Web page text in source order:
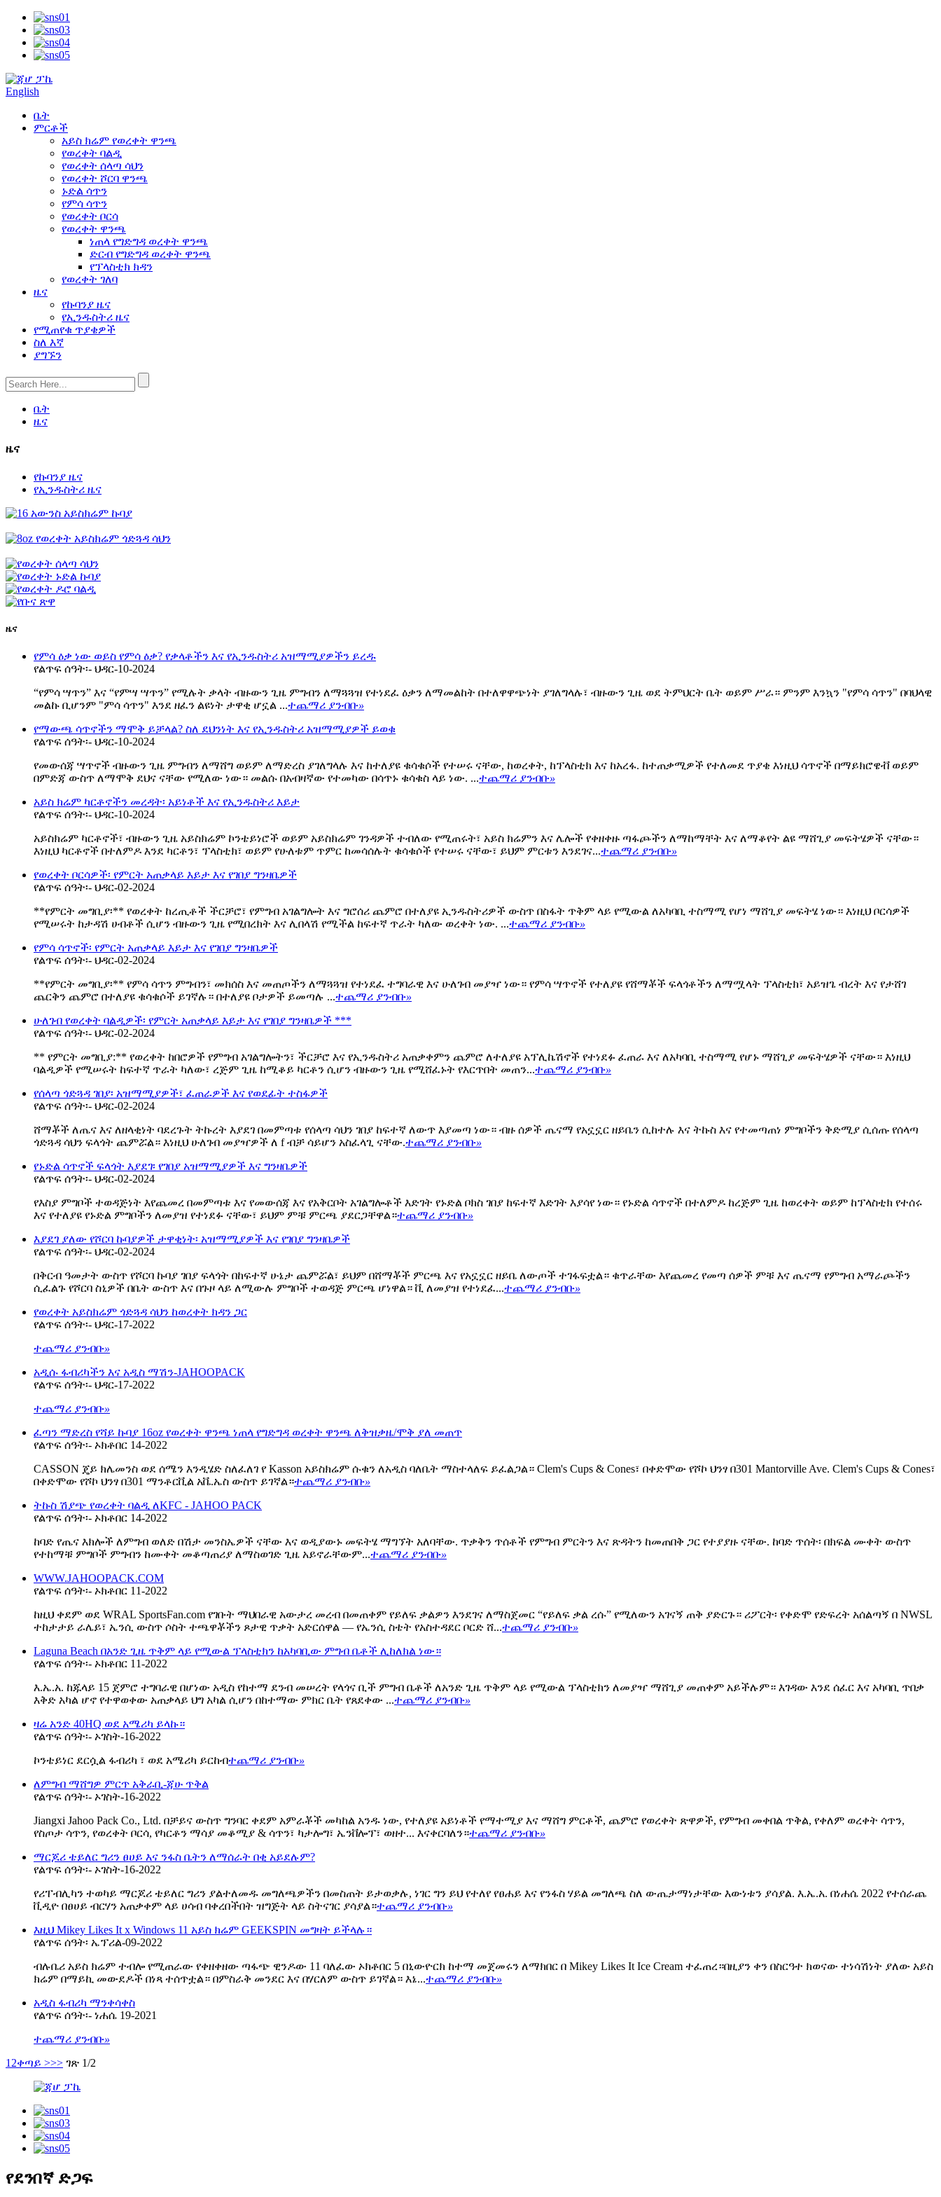
English
ቤት
ምርቶች
አይስ ክሬም የወረቀት ዋንጫ
የወረቀት ባልዲ
የወረቀት ሰላጣ ሳህን
የወረቀት ሾርባ ዋንጫ
ኑድል ሳጥን
የምሳ ሳጥን
የወረቀት ቦርሳ
የወረቀት ዋንጫ
ነጠላ የግድግዳ ወረቀት ዋንጫ
ድርብ የግድግዳ ወረቀት ዋንጫ
የፕላስቲክ ክዳን
የወረቀት ገለባ
ዜና
የኩባንያ ዜና
የኢንዱስትሪ ዜና
የሚጠየቁ ጥያቄዎች
ስለ እኛ
ያግኙን
ቤት
ዜና
ዜና
የኩባንያ ዜና
የኢንዱስትሪ ዜና
ዜና
የምሳ ዕቃ ነው ወይስ የምሳ ዕቃ? የቃላቶችን እና የኢንዱስትሪ አዝማሚያዎችን ይረዱ
የልጥፍ ሰዓት፡- ህዳር-10-2024
“የምሳ ሣጥን” እና “የምሣ ሣጥን” የሚሉት ቃላት ብዙውን ጊዜ ምግብን ለማጓጓዝ የተነደፈ ዕቃን ለማመልከት በተለዋዋጭነት ያገለግላሉ፣ ብዙውን ጊዜ ወደ ትምህርት ቤት ወይም ሥራ። ምንም እንኳን "የምሳ ሳጥን" በባህላዊ
መልኩ ቢሆንም "ምሳ ሳጥን" እንደ ዘፈን ልዩነት ታዋቂ ሆኗል ...ተጨማሪ ያንብቡ»
የማውጫ ሳጥኖችን ማሞቅ ይቻላል? ስለ ደህንነት እና የኢንዱስትሪ አዝማሚያዎች ይወቁ
የልጥፍ ሰዓት፡- ህዳር-10-2024
የመውሰጃ ሣጥኖች ብዙውን ጊዜ ምግብን ለማሸግ ወይም ለማድረስ ያገለግላሉ እና ከተለያዩ ቁሳቁሶች የተሠሩ ናቸው, ከወረቀት, ከፕላስቲክ እና ከአረፋ. ከተጠቃሚዎች የተለመደ ጥያቄ እነዚህ ሳጥኖች በማይክሮዌቭ ወይም
በምድጃ ውስጥ ለማሞቅ ደህና ናቸው የሚለው ነው። መልሱ በአብዛኛው የተመካው በሳጥኑ ቁሳቁስ ላይ ነው. ...ተጨማሪ ያንብቡ»
አይስ ክሬም ካርቶኖችን መረዳት፡ አይነቶች እና የኢንዱስትሪ እይታ
የልጥፍ ሰዓት፡- ህዳር-10-2024
አይስክሬም ካርቶኖች፣ ብዙውን ጊዜ አይስክሬም ኮንቴይነሮች ወይም አይስክሬም ገንዳዎች ተብለው የሚጠሩት፣ አይስ ክሬምን እና ሌሎች የቀዘቀዙ ጣፋጮችን ለማከማቸት እና ለማቆየት ልዩ ማሸጊያ መፍትሄዎች ናቸው።
እነዚህ ካርቶኖች በተለምዶ እንደ ካርቶን፣ ፕላስቲክ፣ ወይም የሁለቱም ጥምር ከመሳሰሉት ቁሳቁሶች የተሠሩ ናቸው፣ ይህም ምርቱን እንደገና...ተጨማሪ ያንብቡ»
የወረቀት ቦርሳዎች፡ የምርት አጠቃላይ እይታ እና የገበያ ግንዛቤዎች
የልጥፍ ሰዓት፡- ህዳር-02-2024
**የምርት መግቢያ፡** የወረቀት ከረጢቶች ችርቻሮ፣ የምግብ አገልግሎት እና ግሮሰሪ ጨምሮ በተለያዩ ኢንዱስትሪዎች ውስጥ በስፋት ጥቅም ላይ የሚውል ለአካባቢ ተስማሚ የሆነ ማሸጊያ መፍትሄ ነው። እነዚህ ቦርሳዎች
የሚሠሩት ከታዳሽ ሀብቶች ሲሆን ብዙውን ጊዜ የሚበረክት እና ሊበላሽ የሚችል ከፍተኛ ጥራት ካለው ወረቀት ነው. ...ተጨማሪ ያንብቡ»
የምሳ ሳጥኖች፡ የምርት አጠቃላይ እይታ እና የገበያ ግንዛቤዎች
የልጥፍ ሰዓት፡- ህዳር-02-2024
**የምርት መግቢያ፡** የምሳ ሳጥን ምግብን፣ መክሰስ እና መጠጦችን ለማጓጓዝ የተነደፈ ተግባራዊ እና ሁለገብ መያዣ ነው። የምሳ ሣጥኖች የተለያዩ የሸማቾች ፍላጎቶችን ለማሟላት ፕላስቲክ፣ አይዝጌ ብረት እና የታሸገ
ጨርቅን ጨምሮ በተለያዩ ቁሳቁሶች ይገኛሉ። በተለያዩ ቦታዎች ይመጣሉ ...ተጨማሪ ያንብቡ»
ሁለገብ የወረቀት ባልዲዎች፡ የምርት አጠቃላይ እይታ እና የገበያ ግንዛቤዎች ***
የልጥፍ ሰዓት፡- ህዳር-02-2024
** የምርት መግቢያ:** የወረቀት ከበሮዎች የምግብ አገልግሎትን፣ ችርቻሮ እና የኢንዱስትሪ አጠቃቀምን ጨምሮ ለተለያዩ አፕሊኬሽኖች የተነደፉ ፈጠራ እና ለአካባቢ ተስማሚ የሆኑ ማሸጊያ መፍትሄዎች ናቸው። እነዚህ
ባልዲዎች የሚሠሩት ከፍተኛ ጥራት ካለው፣ ረጅም ጊዜ ከሚቆይ ካርቶን ሲሆን ብዙውን ጊዜ የሚሸፈኑት የእርጥበት መጠን...ተጨማሪ ያንብቡ»
የሰላጣ ጎድጓዳ ገበያ፡ አዝማሚያዎች፣ ፈጠራዎች እና የወደፊት ተስፋዎች
የልጥፍ ሰዓት፡- ህዳር-02-2024
ሸማቾች ለጤና እና ለዘላቂነት ባደረጉት ትኩረት እያደገ በመምጣቱ የሰላጣ ሳህን ገበያ ከፍተኛ ለውጥ እያመጣ ነው። ብዙ ሰዎች ጤናማ የአኗኗር ዘይቤን ሲከተሉ እና ትኩስ እና የተመጣጠነ ምግቦችን ቅድሚያ ሲሰጡ የሰላጣ
ጎድጓዳ ሳህን ፍላጎት ጨምሯል። እነዚህ ሁለገብ መያዣዎች ለ f ብቻ ሳይሆን አስፈላጊ ናቸው.ተጨማሪ ያንብቡ»
የኑድል ሳጥኖች ፍላጎት እያደገ፡ የገበያ አዝማሚያዎች እና ግንዛቤዎች
የልጥፍ ሰዓት፡- ህዳር-02-2024
የእስያ ምግቦች ተወዳጅነት እየጨመረ በመምጣቱ እና የመውሰጃ እና የአቅርቦት አገልግሎቶች እድገት የኑድል ቦክስ ገበያ ከፍተኛ እድገት እያሳየ ነው። የኑድል ሳጥኖች በተለምዶ ከረጅም ጊዜ ከወረቀት ወይም ከፕላስቲክ የተሰሩ
እና የተለያዩ የኑድል ምግቦችን ለመያዝ የተነደፉ ናቸው፣ ይህም ምቹ ምርጫ ያደርጋቸዋል።ተጨማሪ ያንብቡ»
እያደገ ያለው የሾርባ ኩባያዎች ታዋቂነት፡ አዝማሚያዎች እና የገበያ ግንዛቤዎች
የልጥፍ ሰዓት፡- ህዳር-02-2024
በቅርብ ዓመታት ውስጥ የሾርባ ኩባያ ገበያ ፍላጎት በከፍተኛ ሁኔታ ጨምሯል፣ ይህም በሸማቾች ምርጫ እና የአኗኗር ዘይቤ ለውጦች ተገፋፍቷል። ቁጥራቸው እየጨመረ የመጣ ሰዎች ምቹ እና ጤናማ የምግብ አማራጮችን
ሲፈልጉ የሾርባ ስኒዎች በቤት ውስጥ እና በጉዞ ላይ ለሚውሉ ምግቦች ተወዳጅ ምርጫ ሆነዋል። ቪ ለመያዝ የተነደፈ...ተጨማሪ ያንብቡ»
የወረቀት አይስክሬም ጎድጓዳ ሳህን ከወረቀት ክዳን ጋር
የልጥፍ ሰዓት፡- ህዳር-17-2022
ተጨማሪ ያንብቡ»
አዲሱ ፋብሪካችን እና አዲስ ማሽን-JAHOOPACK
የልጥፍ ሰዓት፡- ህዳር-17-2022
ተጨማሪ ያንብቡ»
ፈጣን ማድረስ የሻይ ኩባያ 16oz የወረቀት ዋንጫ ነጠላ የግድግዳ ወረቀት ዋንጫ ለቅዝቃዜ/ሞቅ ያለ መጠጥ
የልጥፍ ሰዓት፡- ኦክቶበር 14-2022
CASSON ጄይ ክሌመንስ ወደ ሰሜን እንዲሄድ ስለፈለገ የ Kasson አይስክሬም ሱቁን ለአዲስ ባለቤት ማስተላለፍ ይፈልጋል። Clem's Cups & Cones፣ በቀድሞው የሾኮ ህንፃ በ301 Mantorville Ave. Clem's Cups & Cones፣
በቀድሞው የሾኮ ህንፃ በ301 ማንቶርቪል አቬ.ኤስ ውስጥ ይገኛል።ተጨማሪ ያንብቡ»
ትኩስ ሽያጭ የወረቀት ባልዲ ለKFC - JAHOO PACK
የልጥፍ ሰዓት፡- ኦክቶበር 14-2022
ከባድ የጤና እክሎች ለምግብ ወለድ በሽታ መንስኤዎች ናቸው እና ወዲያውኑ መፍትሄ ማግኘት አለባቸው. ጥቃቅን ጥሰቶች የምግብ ምርትን እና ጽዳትን ከመጠበቅ ጋር የተያያዙ ናቸው. ከባድ ጥሰት፡ በክፍል ሙቀት ውስጥ
የተከማቹ ምግቦች ምግብን ከሙቀት መቆጣጠሪያ ለማስወገድ ጊዜ አይኖራቸውም...ተጨማሪ ያንብቡ»
WWW.JAHOOPACK.COM
የልጥፍ ሰዓት፡- ኦክቶበር 11-2022
ከዚህ ቀደም ወደ WRAL SportsFan.com የገቡት ማህበራዊ አውታረ መረብ በመጠቀም የይለፍ ቃልዎን እንደገና ለማስጀመር “የይለፍ ቃል ረሱ” የሚለውን አገናኝ ጠቅ ያድርጉ። ሪፖርት፡ የቀድሞ የድፍረት አሰልጣኝ በ NWSL
ተከታታይ ራሌይ፣ ኤንሲ ውስጥ ሶስት ተጫዋቾችን ጾታዊ ጥቃት አድርሰዋል — የኤንሲ ስቴት የአስተዳደር ቦርድ ሸ...ተጨማሪ ያንብቡ»
Laguna Beach በአንድ ጊዜ ጥቅም ላይ የሚውል ፕላስቲክን ከአካባቢው ምግብ ቤቶች ሊከለክል ነው።
የልጥፍ ሰዓት፡- ኦክቶበር 11-2022
እ.ኤ.አ. ከጁላይ 15 ጀምሮ ተግባራዊ በሆነው አዲስ የከተማ ደንብ መሠረት የላጎና ቢች ምግብ ቤቶች ለአንድ ጊዜ ጥቅም ላይ የሚውል ፕላስቲክን ለመያዣ ማሸጊያ መጠቀም አይችሉም። እገዳው እንደ ሰፈር እና አካባቢ ጥበቃ
እቅድ አካል ሆኖ የተዋወቀው አጠቃላይ ህግ አካል ሲሆን በከተማው ምክር ቤት የጸደቀው ...ተጨማሪ ያንብቡ»
ዛሬ አንድ 40HQ ወደ አሜሪካ ይላኩ።
የልጥፍ ሰዓት፡- ኦገስት-16-2022
ኮንቴይነር ደርሷል ፋብሪካ ፣ ወደ አሜሪካ ይርከብተጨማሪ ያንብቡ»
ለምግብ ማሸግዎ ምርጥ አቅራቢ-ጃሁ ጥቅል
የልጥፍ ሰዓት፡- ኦገስት-16-2022
Jiangxi Jahoo Pack Co., Ltd. በቻይና ውስጥ ግንባር ቀደም አምራቾች መካከል አንዱ ነው, የተለያዩ አይነቶች የማተሚያ እና ማሸግ ምርቶች, ጨምሮ የወረቀት ጽዋዎች, የምግብ መቀበል ጥቅል, የቀለም ወረቀት ሳጥን,
የስጦታ ሳጥን, የወረቀት ቦርሳ, የካርቶን ማሳያ መቆሚያ & ሳጥን፣ ካታሎግ፣ ኤንቨሎፕ፣ ወዘተ... እናቀርባለን።ተጨማሪ ያንብቡ»
ማርጆሪ ቴይለር ግሪን ፀሀይ እና ንፋስ ቤትን ለማሰራት በቂ አይደሉም?
የልጥፍ ሰዓት፡- ኦገስት-16-2022
የሪፐብሊካን ተወካይ ማርጆሪ ቴይለር ግሪን ያልተለመዱ መግለጫዎችን በመስጠት ይታወቃሉ, ነገር ግን ይህ የተለየ የፀሐይ እና የንፋስ ሃይል መግለጫ ስለ ውጤታማነታቸው እውነቱን ያሳያል. እ.ኤ.አ. በነሐሴ 2022 የተሰራጨ
ቪዲዮ በፀሀይ ብርሃን አጠቃቀም ላይ ሀሳብ ባቀረበችበት ዝግጅት ላይ ስትናገር ያሳያል።ተጨማሪ ያንብቡ»
እዚህ Mikey Likes It x Windows 11 አይስ ክሬም GEEKSPIN መግዛት ይችላሉ።
የልጥፍ ሰዓት፡ ኤፕሪል-09-2022
ብሉቤሪ አይስ ክሬም ተብሎ የሚጠራው የቀዘቀዘው ጣፋጭ ዊንዶው 11 ባለፈው ኦክቶበር 5 በኒውዮርክ ከተማ መጀመሩን ለማክበር በ Mikey Likes It Ice Cream ተፈጠረ።በዚያን ቀን በስርዓተ ክወናው ተነሳሽነት ያለው አይስ
ክሬም በማይኪ መውደዶች በነጻ ተሰጥቷል። በምስራቅ መንደር እና በሃርለም ውስጥ ይገኛል። እኔ...ተጨማሪ ያንብቡ»
አዲስ ፋብሪካ ማንቀሳቀስ
የልጥፍ ሰዓት፡- ነሐሴ 19-2021
ተጨማሪ ያንብቡ»
1 2ቀጣይ >>> ገጽ 1/2
የደንበኛ ድጋፍ